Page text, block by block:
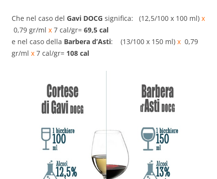
Che nel caso del Gavi DOCG significa: (12,5/100 x 100 ml) x
0,79 gr/ml x 7 cal/gr= 69,5 cal
e nel caso della Barbera d’Asti: (13/100 x 150 ml) x 0,79
gr/ml x 7 cal/gr= 108 cal